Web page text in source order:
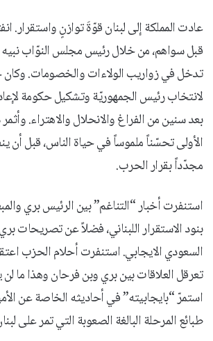
عادت المملكة إلى لبنان قوّةَ توازنٍ واستقرار.
قبل سواهم، من خلال رئيس مجلس النوّاب نبيه
تدخل في زواريب الولاءات والخصومات. وكان
لانتخاب رئيس الجمهوريّة وتشكيل حكومة
بعد سنين من الفراغ والانحلال والاهتراء.
الأولى تحسّناً ملموساً في حياة الناس، قبل أن
مجدّداً بقرار الحرب.
استنفرت أخبار “التناغم” بين الرئيس بري
بنود الاستقرار اللبناني، فضلاً عن تصريحات
السعودي الايجابي. استنفرت أحلام الحزب
تعرقل العلاقات بين بري وبن فرحان وهذا ما
استمرّ “بايجابيته” في أحاديثه الخاصة عن
طبائع المرحلة البالغة الصعوبة التي تمر على